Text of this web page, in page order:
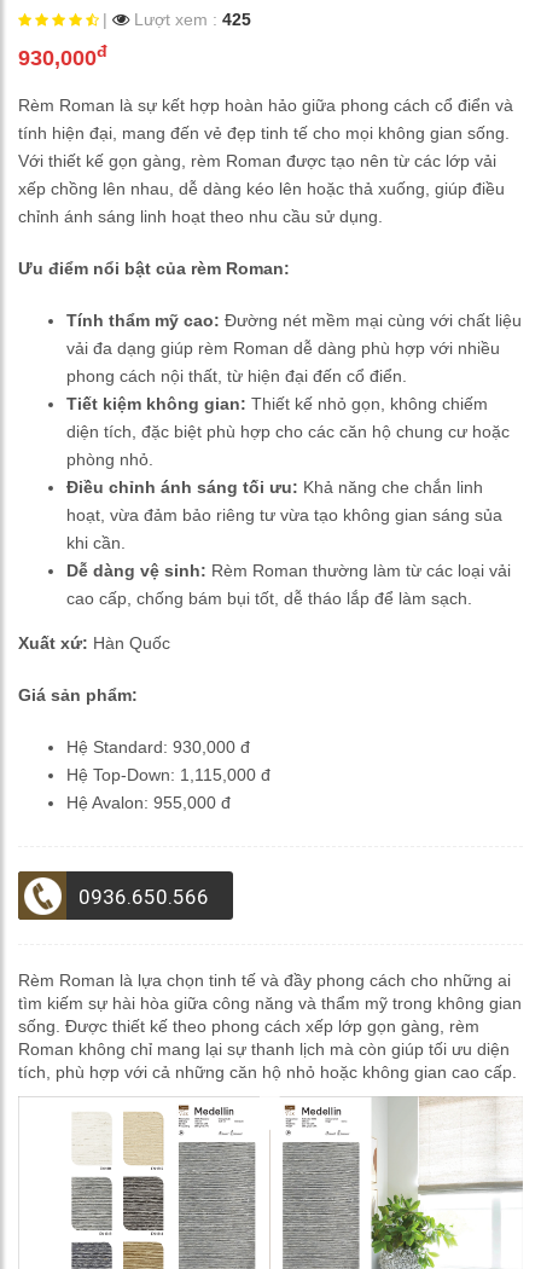
| Lượt xem : 425
930,000đ
Rèm Roman là sự kết hợp hoàn hảo giữa phong cách cổ điển và
tính hiện đại, mang đến vẻ đẹp tinh tế cho mọi không gian sống.
Với thiết kế gọn gàng, rèm Roman được tạo nên từ các lớp vải
xếp chồng lên nhau, dễ dàng kéo lên hoặc thả xuống, giúp điều
chỉnh ánh sáng linh hoạt theo nhu cầu sử dụng.
Ưu điểm nổi bật của rèm Roman:
Tính thẩm mỹ cao: Đường nét mềm mại cùng với chất liệu
vải đa dạng giúp rèm Roman dễ dàng phù hợp với nhiều
phong cách nội thất, từ hiện đại đến cổ điển.
Tiết kiệm không gian: Thiết kế nhỏ gọn, không chiếm
diện tích, đặc biệt phù hợp cho các căn hộ chung cư hoặc
phòng nhỏ.
Điều chỉnh ánh sáng tối ưu: Khả năng che chắn linh
hoạt, vừa đảm bảo riêng tư vừa tạo không gian sáng sủa
khi cần.
Dễ dàng vệ sinh: Rèm Roman thường làm từ các loại vải
cao cấp, chống bám bụi tốt, dễ tháo lắp để làm sạch.
Xuất xứ: Hàn Quốc
Giá sản phẩm:
Hệ Standard: 930,000 đ
Hệ Top-Down: 1,115,000 đ
Hệ Avalon: 955,000 đ
0936.650.566
Rèm Roman là lựa chọn tinh tế và đầy phong cách cho những ai
tìm kiếm sự hài hòa giữa công năng và thẩm mỹ trong không gian
sống. Được thiết kế theo phong cách xếp lớp gọn gàng, rèm
Roman không chỉ mang lại sự thanh lịch mà còn giúp tối ưu diện
tích, phù hợp với cả những căn hộ nhỏ hoặc không gian cao cấp.